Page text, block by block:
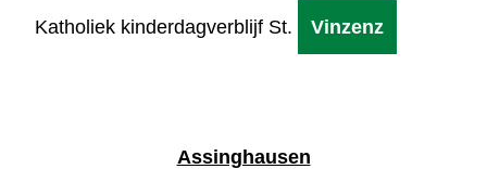
Katholiek kinderdagverblijf St. Vinzenz
Assinghausen